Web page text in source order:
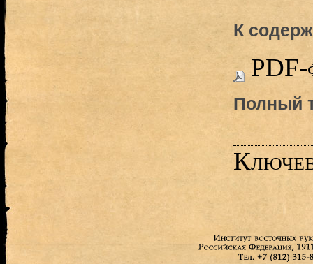
К
PDF-
Полный